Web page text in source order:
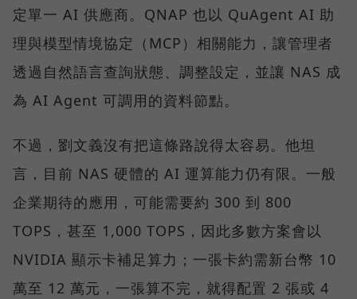
定單一 AI 供應商。QNAP 也以 QuAgent AI 助
理與模型情境協定（MCP）相關能力，讓管理者
透過自然語言查詢狀態、調整設定，並讓 NAS 成
為 AI Agent 可調用的資料節點。
不過，劉文義沒有把這條路說得太容易。他坦
言，目前 NAS 硬體的 AI 運算能力仍有限。一般
企業期待的應用，可能需要約 300 到 800
TOPS，甚至 1,000 TOPS，因此多數方案會以
NVIDIA 顯示卡補足算力；一張卡約需新台幣 10
萬至 12 萬元，一張算不完，就得配置 2 張或 4